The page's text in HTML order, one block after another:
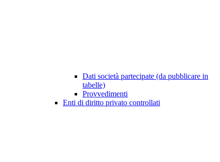
Dati società partecipate (da pubblicare in
tabelle)
Provvedimenti
Enti di diritto privato controllati